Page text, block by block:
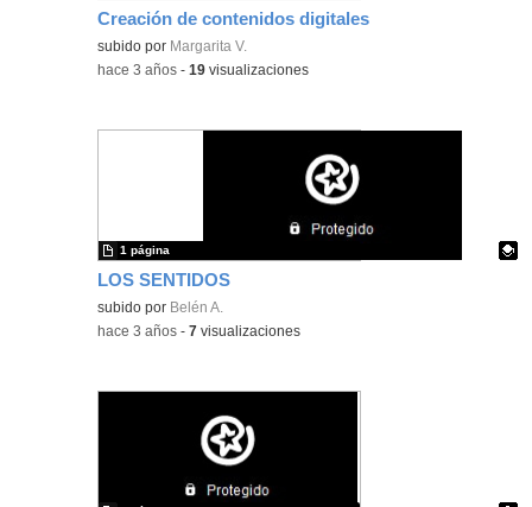
Creación de contenidos digitales
Contenido educativo.
subido por Margarita V.
-hace 3 años -19 visualizaciones
LOS SENTIDOS
Contenido educativo.
subido por Belén A.
1 página
-hace 3 años -7 visualizaciones